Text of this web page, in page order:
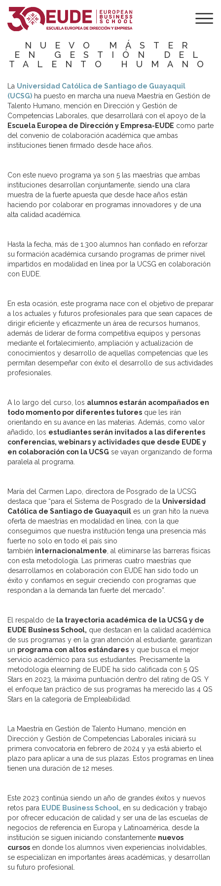
EUDE BUSINESS
SCHOOL Y LA
NUEVO MÁSTER
EN GESTIÓN DEL
TALENTO HUMANO
La Universidad Católica de Santiago de Guayaquil
(UCSG) ha puesto en marcha una nueva Maestría en Gestión de
Talento Humano, mención en Dirección y Gestión de
Competencias Laborales, que desarrollará con el apoyo de la
Escuela Europea de Dirección y Empresa-EUDE como parte
del convenio de colaboración académica que ambas
instituciones tienen firmado desde hace años.
Con este nuevo programa ya son 5 las maestrías que ambas
instituciones desarrollan conjuntamente, siendo una clara
muestra de la fuerte apuesta que desde hace años están
haciendo por colaborar en programas innovadores y de una
alta calidad académica.
Hasta la fecha, más de 1.300 alumnos han confiado en reforzar
su formación académica cursando programas de primer nivel
impartidos en modalidad en línea por la UCSG en colaboración
con EUDE.
En esta ocasión, este programa nace con el objetivo de preparar
a los actuales y futuros profesionales para que sean capaces de
dirigir eficiente y eficazmente un área de recursos humanos,
además de liderar de forma competitiva equipos y personas
mediante el fortalecimiento, ampliación y actualización de
conocimientos y desarrollo de aquellas competencias que les
permitan desempeñar con éxito el desarrollo de sus actividades
profesionales.
A lo largo del curso, los alumnos estarán acompañados en
todo momento por diferentes tutores que les irán
orientando en su avance en las materias. Además, como valor
añadido, los estudiantes serán invitados a las diferentes
conferencias, webinars y actividades que desde EUDE y
en colaboración con la UCSG se vayan organizando de forma
paralela al programa.
María del Carmen Lapo, directora de Posgrado de la UCSG
destaca que “para el Sistema de Posgrado de la Universidad
Católica de Santiago de Guayaquil es un gran hito la nueva
oferta de maestrías en modalidad en línea, con la que
conseguimos que nuestra institución tenga una presencia más
fuerte no solo en todo el país sino
también internacionalmente , al eliminarse las barreras físicas
con esta metodología. Las primeras cuatro maestrías que
desarrollamos en colaboración con EUDE han sido todo un
éxito y confiamos en seguir creciendo con programas que
respondan a la demanda tan fuerte del mercado”.
El respaldo de la trayectoria académica de la UCSG y de
EUDE Business School, que destacan en la calidad académica
de sus programas y en la gran atención al estudiante, garantizan
un programa con altos estándares y que busca el mejor
servicio académico para sus estudiantes. Precisamente la
metodología elearning de EUDE ha sido calificada con 5 QS
Stars en 2023, la máxima puntuación dentro del rating de QS. Y
el enfoque tan práctico de sus programas ha merecido las 4 QS
Stars en la categoría de Empleabilidad.
La Maestría en Gestión de Talento Humano, mención en
Dirección y Gestión de Competencias Laborales iniciará su
primera convocatoria en febrero de 2024 y ya está abierto el
plazo para aplicar a una de sus plazas. Estos programas en línea
tienen una duración de 12 meses.
Este 2023 continúa siendo un año de grandes éxitos y nuevos
retos para EUDE Business School, en su dedicación y trabajo
por ofrecer educación de calidad y ser una de las escuelas de
negocios de referencia en Europa y Latinoamérica, desde la
institución se siguen iniciando constantemente nuevos
cursos en donde los alumnos viven experiencias inolvidables,
se especializan en importantes áreas académicas, y desarrollan
su futuro profesional.